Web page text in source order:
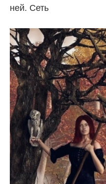
ней. Сеть